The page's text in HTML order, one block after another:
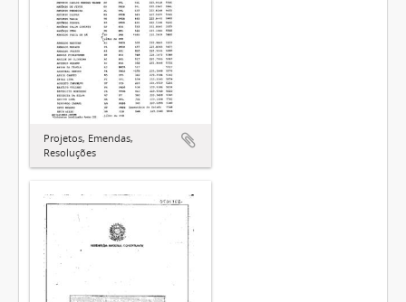
Projetos, Emendas,
Resoluções